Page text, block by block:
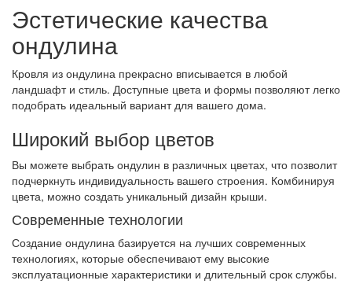
Эстетические качества
ондулина
Кровля из ондулина прекрасно вписывается в любой
ландшафт и стиль. Доступные цвета и формы позволяют легко
подобрать идеальный вариант для вашего дома.
Широкий выбор цветов
Вы можете выбрать ондулин в различных цветах, что позволит
подчеркнуть индивидуальность вашего строения. Комбинируя
цвета, можно создать уникальный дизайн крыши.
Современные технологии
Создание ондулина базируется на лучших современных
технологиях, которые обеспечивают ему высокие
эксплуатационные характеристики и длительный срок службы.